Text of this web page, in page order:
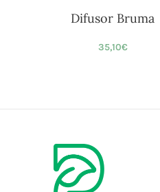
Difusor Bruma
35,10€